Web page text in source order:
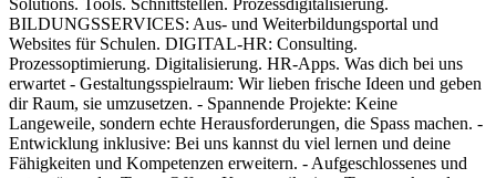
BILDUNGSSERVICES: Aus- und Weiterbildungsportal und
Websites für Schulen. DIGITAL-HR: Consulting.
Prozessoptimierung. Digitalisierung. HR-Apps. Was dich bei uns
erwartet - Gestaltungsspielraum: Wir lieben frische Ideen und geben
dir Raum, sie umzusetzen. - Spannende Projekte: Keine
Langeweile, sondern echte Herausforderungen, die Spass machen. -
Entwicklung inklusive: Bei uns kannst du viel lernen und deine
Fähigkeiten und Kompetenzen erweitern. - Aufgeschlossenes und